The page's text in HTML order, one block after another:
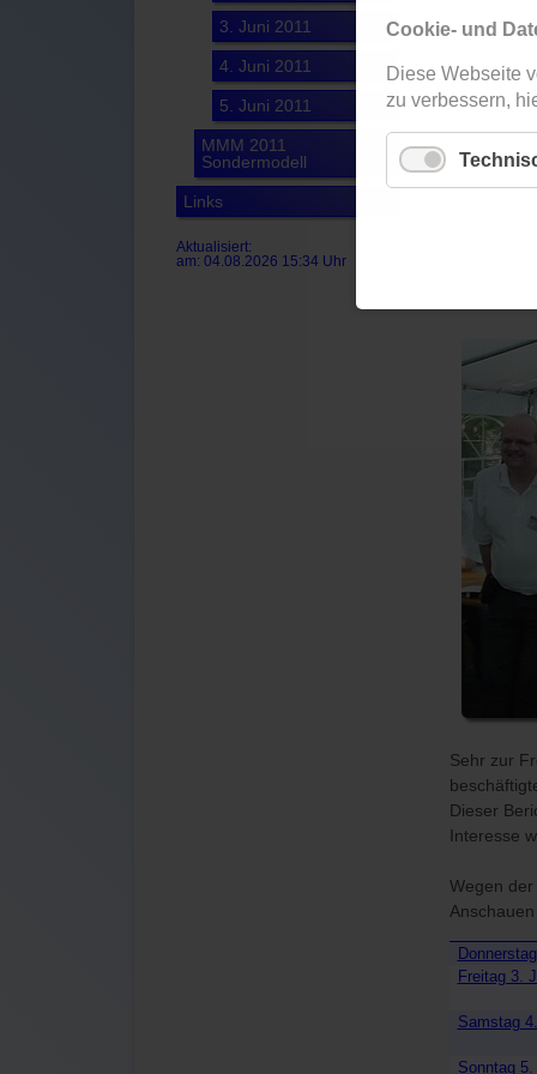
Vier tolle
Sehr zur
Dieser
Interesse
Wegen
Anschauen
Freitag 3.
Samstag
Sonntag 5.
3. Juni 2011
4. Juni 2011
5. Juni 2011
MMM 2011
Sondermodell
Links
Aktualisiert:
am: 04.08.2026 15:34 Uhr
Cookie- und
Diese Webseite
zu verbessern,